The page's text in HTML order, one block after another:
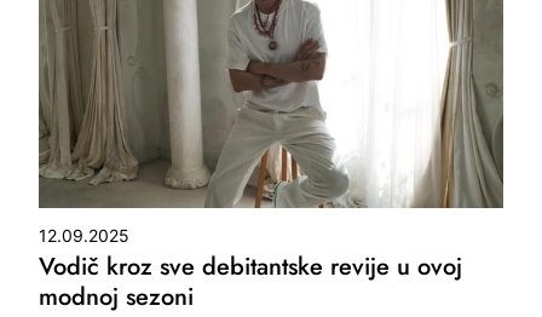
12.09.2025
Vodič kroz sve debitantske revije u ovoj
modnoj sezoni